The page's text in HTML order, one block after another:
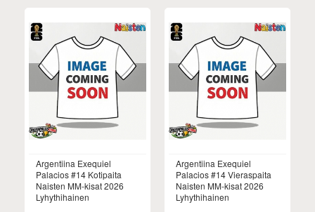
Argentiina Exequiel
Palacios #14 Kotipaita
Naisten MM-kisat 2026
Lyhythihainen
Argentiina Exequiel
Palacios #14 Vieraspaita
Naisten MM-kisat 2026
Lyhythihainen